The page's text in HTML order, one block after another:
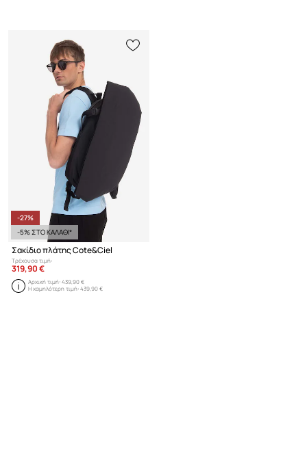
-27%
-5% ΣΤΟ ΚΑΛΑΘΙ*
Σακίδιο πλάτης Cote&Ciel
Τρέχουσα τιμή:
319,90 €
Αρχική τιμή:439,90 €
Η χαμηλότερη τιμή:439,90 €